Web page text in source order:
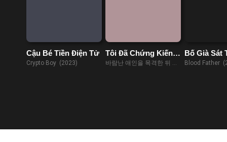
Cậu Bé Tiền Điện Tử
Crypto Boy (2023)
Tôi Đã Chứng Kiến
Người Yêu Ngoại
바람난 애인을 목격한 뒤 팬
Bố Già Sát
Blood Father